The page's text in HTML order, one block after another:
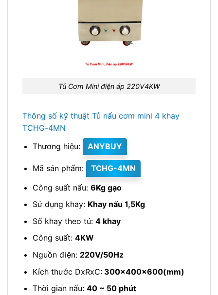
Tủ Cơm Mini điện áp 220V4KW
Thông số kỹ thuật Tủ nấu cơm mini 4 khay
TCHG-4MN
Thương hiệu:
ANYBUY
Mã sản phẩm:
TCHG-4MN
Công suất nấu: 6Kg gạo
Sử dụng khay: Khay nấu 1,5Kg
Số khay theo tủ: 4 khay
Công suất: 4KW
Nguồn điện: 220V/50Hz
Kích thước DxRxC:300x400x600(mm)
Thời gian nấu: 40 ~ 50 phút